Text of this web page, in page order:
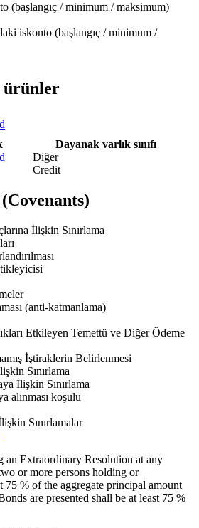
(başlangıç / minimum / maksimum)
iskonto (başlangıç / minimum /
ürünler
Dayanak varlık sınıfı
Diğer
Credit
İlişkin Sınırlama
(anti-katmanlama)
Etkileyen Temettü ve Diğer Ödeme
İştiraklerin Belirlenmesi
Sınırlama
İlişkin Sınırlama
alınması koşulu
Sınırlamalar
an Extraordinary Resolution at any
or more persons holding or
75 % of the aggregate principal amount
are presented shall be at least 75 %